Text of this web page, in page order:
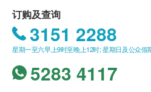
甘油三酯
血液检查
血全像
报告
行。如医生认为不适合进
际心脏中心将收取医生诊
查项目之费用，余额将退回
计划内容：
订购一经确认，不设更改
三者或退款。
所有身体检查并非作为医
如有任何争议，健康网购
际心脏中心 将保留最终决定
订购及查询
3151 2288
星期一至六早上9时至晚上12时; 星期日及公众假
5283 4117